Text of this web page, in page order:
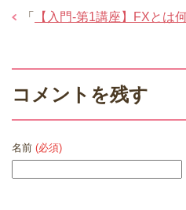
「 【入門-第1講座】FXとは
コメントを残す
名前 (必須)